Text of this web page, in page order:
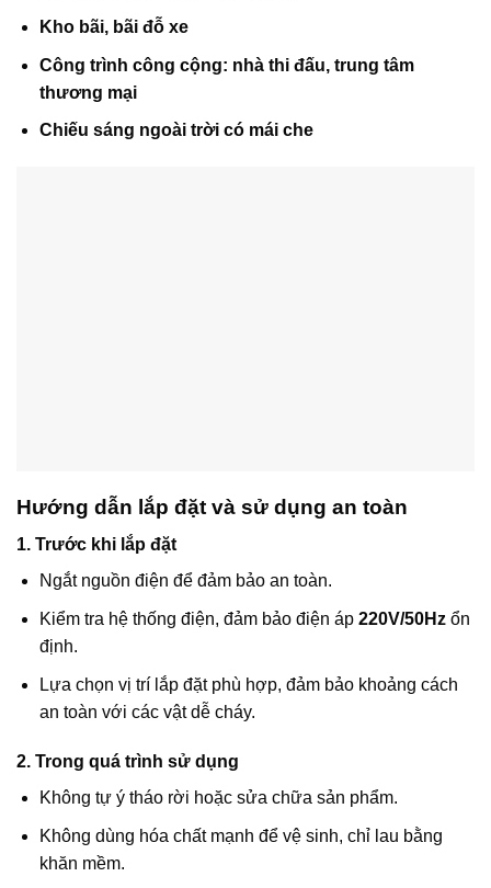
Kho bãi, bãi đỗ xe
Công trình công cộng: nhà thi đấu, trung tâm
thương mại
Chiếu sáng ngoài trời có mái che
Hướng dẫn lắp đặt và sử dụng an toàn
1. Trước khi lắp đặt
Ngắt nguồn điện để đảm bảo an toàn.
Kiểm tra hệ thống điện, đảm bảo điện áp 220V/50Hzổn
định.
Lựa chọn vị trí lắp đặt phù hợp, đảm bảo khoảng cách
an toàn với các vật dễ cháy.
2. Trong quá trình sử dụng
Không tự ý tháo rời hoặc sửa chữa sản phẩm.
Không dùng hóa chất mạnh để vệ sinh, chỉ lau bằng
khăn mềm.